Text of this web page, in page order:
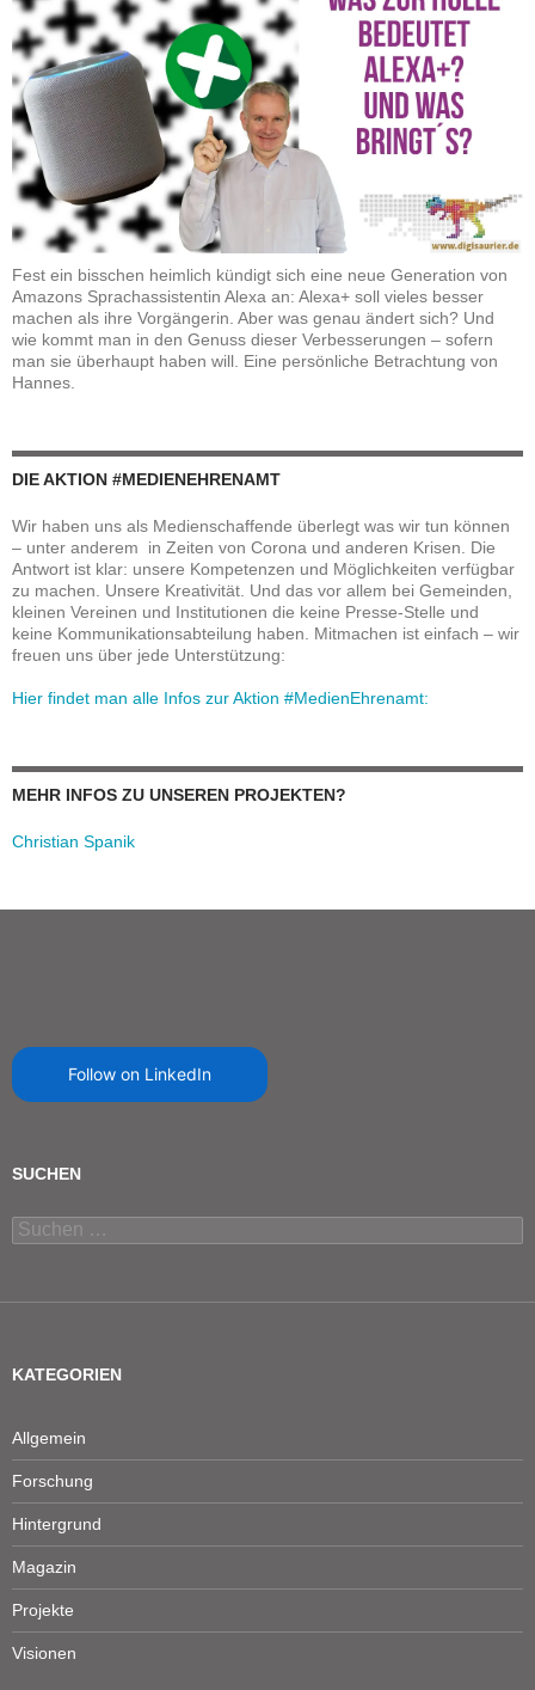
Fest ein bisschen heimlich kündigt sich eine neue Generation von
Amazons Sprachassistentin Alexa an: Alexa+ soll vieles besser
machen als ihre Vorgängerin. Aber was genau ändert sich? Und
wie kommt man in den Genuss dieser Verbesserungen – sofern
man sie überhaupt haben will. Eine persönliche Betrachtung von
Hannes.
DIE AKTION #MEDIENEHRENAMT
Wir haben uns als Medienschaffende überlegt was wir tun können
– unter anderem in Zeiten von Corona und anderen Krisen. Die
Antwort ist klar: unsere Kompetenzen und Möglichkeiten verfügbar
zu machen. Unsere Kreativität. Und das vor allem bei Gemeinden,
kleinen Vereinen und Institutionen die keine Presse-Stelle und
keine Kommunikationsabteilung haben. Mitmachen ist einfach – wir
freuen uns über jede Unterstützung:
Hier findet man alle Infos zur Aktion #MedienEhrenamt:
MEHR INFOS ZU UNSEREN PROJEKTEN?
Christian Spanik
Follow on LinkedIn
SUCHEN
Suchen
nach:
KATEGORIEN
Allgemein
Forschung
Hintergrund
Magazin
Projekte
Visionen